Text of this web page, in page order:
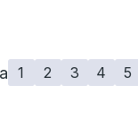
1 2 3 4 5